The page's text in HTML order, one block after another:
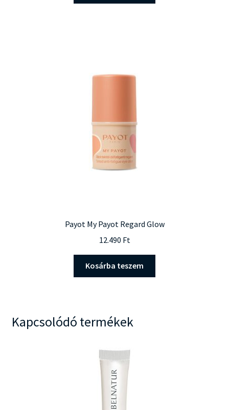
Payot My Payot Regard Glow
12.490 Ft
Kosárba teszem
Kapcsolódó termékek